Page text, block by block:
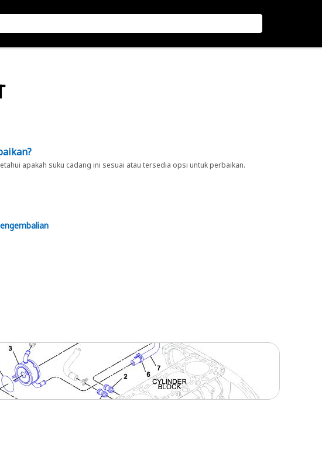
apakah suku cadang ini sesuai atau tersedia opsi untuk perbaikan.